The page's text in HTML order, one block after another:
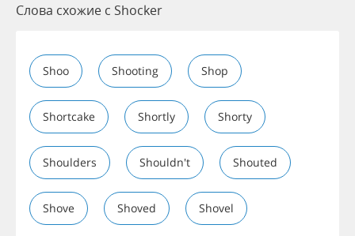
Слова схожие с Shocker
Shoo Shooting Shop
Shortcake Shortly Shorty
Shoulders Shouldn't Shouted
Shove Shoved Shovel